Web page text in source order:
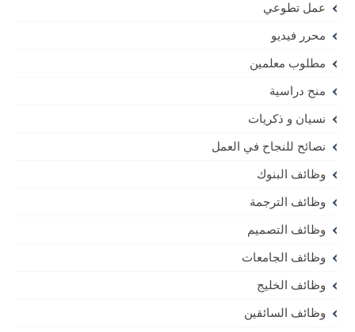
عمل تطوعي
محرر فيديو
مطلوب معلمين
منح دراسية
نسيان و ذكريات
نصائح للنجاح في العمل
وظائف البنوك
وظائف الترجمة
وظائف التصميم
وظائف الجامعات
وظائف الخليج
وظائف السائقين